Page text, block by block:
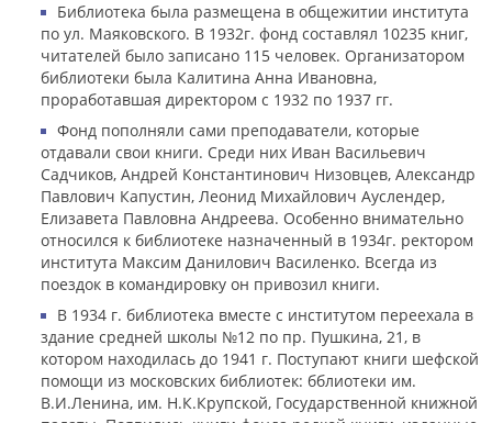
Библиотека была размещена в общежитии института
по ул. Маяковского. В 1932г. фонд составлял 10235 книг,
читателей было записано 115 человек. Организатором
библиотеки была Калитина Анна Ивановна,
проработавшая директором с 1932 по 1937 гг.
Фонд пополняли сами преподаватели, которые
отдавали свои книги. Среди них Иван Васильевич
Садчиков, Андрей Константинович Низовцев, Александр
Павлович Капустин, Леонид Михайлович Ауслендер,
Елизавета Павловна Андреева. Особенно внимательно
относился к библиотеке назначенный в 1934г. ректором
института Максим Данилович Василенко. Всегда из
поездок в командировку он привозил книги.
В 1934 г. библиотека вместе с институтом переехала в
здание средней школы №12 по пр. Пушкина, 21, в
котором находилась до 1941 г. Поступают книги шефской
помощи из московских библиотек: бблиотеки им.
В.И.Ленина, им. Н.К.Крупской, Государственной книжной